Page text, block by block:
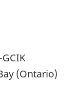
(Ontario)